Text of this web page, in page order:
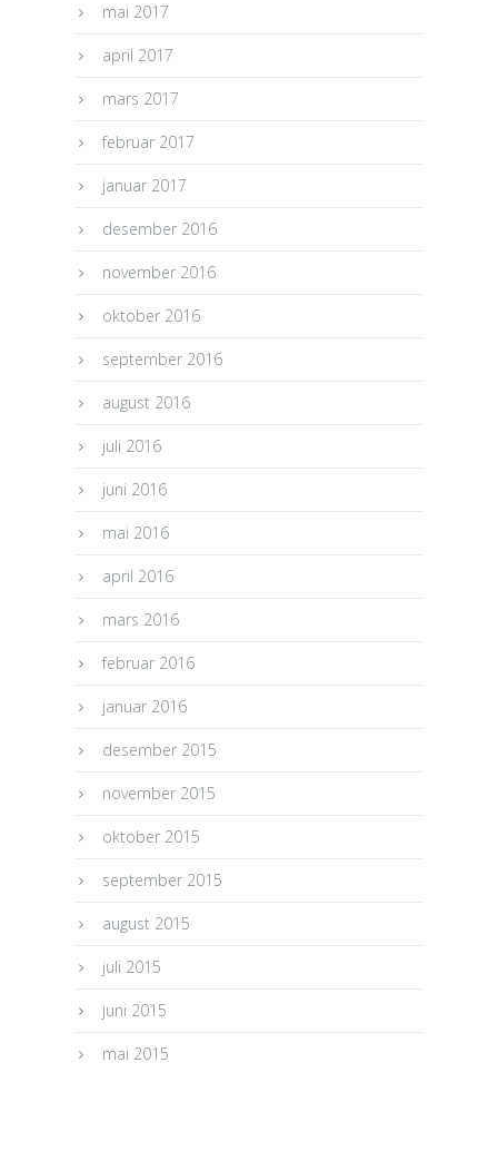
mai 2017
april 2017
mars 2017
februar 2017
januar 2017
desember 2016
november 2016
oktober 2016
september 2016
august 2016
juli 2016
juni 2016
mai 2016
april 2016
mars 2016
februar 2016
januar 2016
desember 2015
november 2015
oktober 2015
september 2015
august 2015
juli 2015
juni 2015
mai 2015